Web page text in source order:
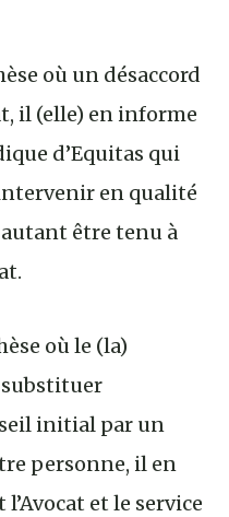
où un désaccord
il (elle) en informe
d’Equitas qui
en qualité
être tenu à
où le (la)
initial par un
personne, il en
et le service